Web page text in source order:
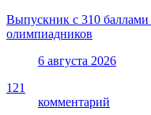
Выпускник с 310
олимпиадников
6 августа 2026
121
комментарий